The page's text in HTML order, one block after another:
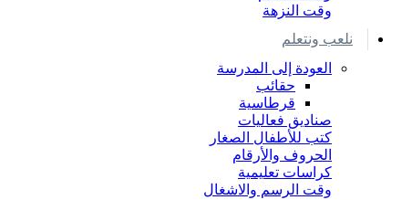
وقت النزهة
نلعب ونتعلم
العودة إلى المدرسة
حقائب
قرطاسية
صناديق فعاليات
كتب للأطفال الصغار
الحروف والأرقام
كراسات تعليمية
وقت الرسم والاشغال